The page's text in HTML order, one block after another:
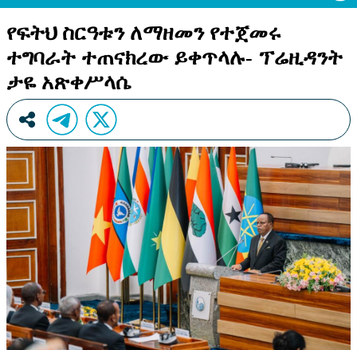
መጽሔት ስለ እኛ
የፍትህ ስርዓቱን ለማዘመን የተጀመሩ
ተግባራት ተጠናክረው ይቀጥላሉ- ፕሬዚዳንት
ታዬ አጽቀሥላሴ